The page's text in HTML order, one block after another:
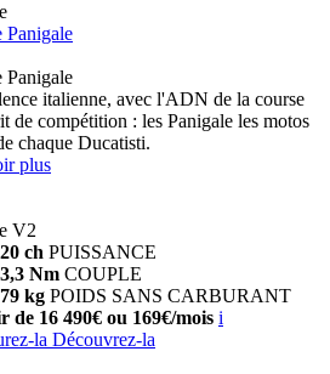
Panigale
Panigale
italienne, avec l'ADN de la course
de compétition : les Panigale les motos
chaque Ducatisti.
plus
V2
ch PUISSANCE
Nm COUPLE
kg POIDS SANS CARBURANT
de 16 490€ ou 169€/mois i
la Découvrez-la